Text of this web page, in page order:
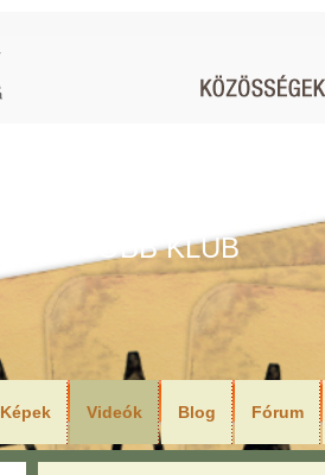
LEGJOBB KLUB
Képek Videók Blog Fórum